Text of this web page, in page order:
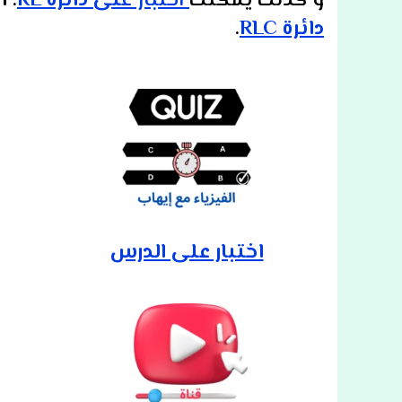
دائرة RLC
.
اختبار على الدرس